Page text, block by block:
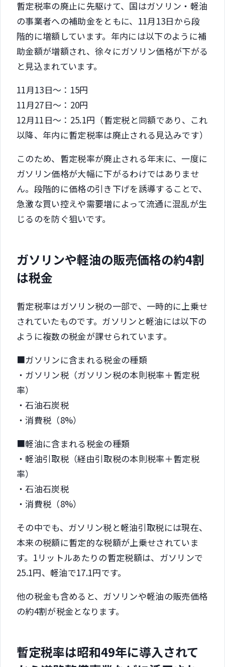
暫定税率の廃止に先駆けて、国はガソリン・軽油
の事業者への補助金をともに、11月13日から段
階的に増額しています。年内には以下のように補
助金額が増額され、徐々にガソリン価格が下がる
と見込まれています。
11月13日～：15円
11月27日～：20円
12月11日～：25.1円（暫定税と同額であり、これ
以降、年内に暫定税率は廃止される見込みです）
このため、暫定税率が廃止される年末に、一度に
ガソリン価格が大幅に下がるわけではありませ
ん。段階的に価格の引き下げを誘導することで、
急激な買い控えや需要増によって流通に混乱が生
じるのを防ぐ狙いです。
ガソリンや軽油の販売価格の約4割
は税金
暫定税率はガソリン税の一部で、一時的に上乗せ
されていたものです。ガソリンと軽油には以下の
ように複数の税金が課せられています。
■ガソリンに含まれる税金の種類
・ガソリン税（ガソリン税の本則税率＋暫定税
率）
・石油石炭税
・消費税（8%）
■軽油に含まれる税金の種類
・軽油引取税（経由引取税の本則税率＋暫定税
率）
・石油石炭税
・消費税（8%）
その中でも、ガソリン税と軽油引取税には現在、
本来の税額に暫定的な税額が上乗せされていま
す。1リットルあたりの暫定税額は、ガソリンで
25.1円、軽油で17.1円です。
他の税金も含めると、ガソリンや軽油の販売価格
の約4割が税金となります。
暫定税率は昭和49年に導入されて